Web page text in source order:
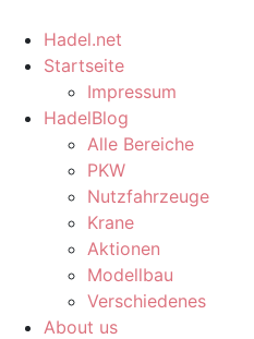
Hadel.net
Startseite
Impressum
HadelBlog
Alle Bereiche
PKW
Nutzfahrzeuge
Krane
Aktionen
Modellbau
Verschiedenes
About us